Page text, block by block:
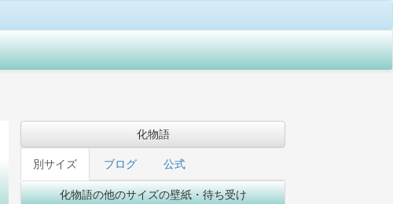
化物語
別サイズ ブログ 公式
化物語の他のサイズの壁紙・待ち受け